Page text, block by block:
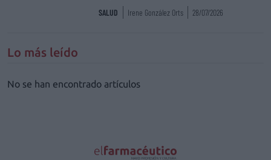
SALUD Irene González Orts 28/07/2026
Lo más leído
No se han encontrado artículos